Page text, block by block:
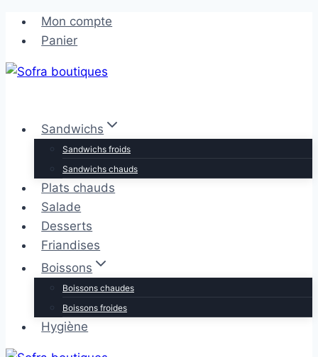
Aller
contenu
Aller
contenu
Mon compte
Panier
Sandwichs
Sandwichs froids
Sandwichs chauds
Plats chauds
Salade
Desserts
Friandises
Boissons
Boissons chaudes
Boissons froides
Hygiène